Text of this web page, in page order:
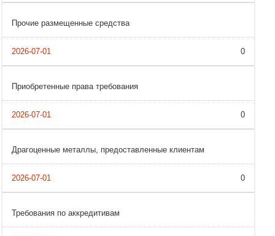
Прочие размещенные средства
0
Приобретенные права требования
0
Драгоценные металлы, предоставленные клиентам
0
Требования по аккредитивам